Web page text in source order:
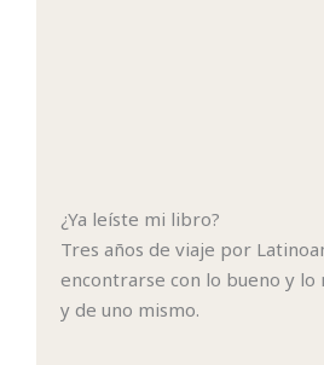
¿Ya leíste mi libro?
Tres años de viaje por
encontrarse con lo bueno y lo
y de uno mismo.